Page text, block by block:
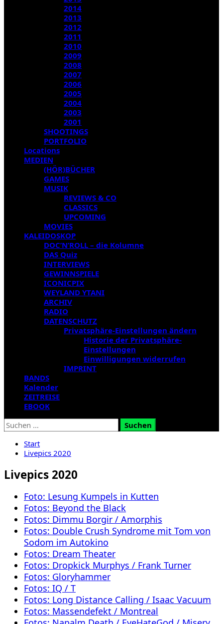
2014
2013
2012
2011
2010
2009
2008
2007
2006
2005
2004
2003
2001
SHOOTINGS
PORTFOLIO
Locations
MEDIEN
(HÖR)BÜCHER
GAMES
MUSIK
REVIEWS & CO
CLASSICS
UPCOMING
MOVIES
KALEIDOSKOP
DOC’N’ROLL – die Kolumne
DAS Quiz
INTERVIEWS
GEWINNSPIELE
ICONICPIX
WEYLAND YTANI
ARCHIV
RADIO
DATENSCHUTZ
Privatsphäre-Einstellungen ändern
Historie der Privatsphäre-
Einstellungen
Einwilligungen widerrufen
IMPRINT
BANDS
Kalender
ZEITREISE
EBOOK
Suchen
nach:
Start
Livepics 2020
Livepics 2020
Foto: Lesung Kumpels in Kutten
Fotos: Beyond the Black
Fotos: Dimmu Borgir / Amorphis
Fotos: Double Crush Syndrome mit Tom von
Sodom im Autokino
Fotos: Dream Theater
Fotos: Dropkick Murphys / Frank Turner
Fotos: Gloryhammer
Fotos: IQ / T
Fotos: Long Distance Calling / Isaac Vacuum
Fotos: Massendefekt / Montreal